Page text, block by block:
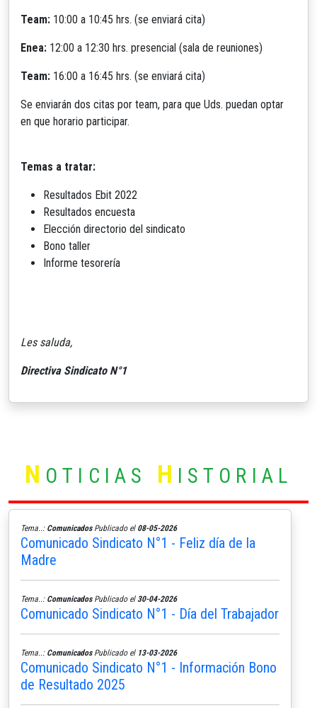
Team: 10:00 a 10:45 hrs. (se enviará cita)
Enea: 12:00 a 12:30 hrs. presencial (sala de reuniones)
Team: 16:00 a 16:45 hrs. (se enviará cita)
Se enviarán dos citas por team, para que Uds. puedan optar
en que horario participar.
Temas a tratar:
Resultados Ebit 2022
Resultados encuesta
Elección directorio del sindicato
Bono taller
Informe tesorería
Les saluda,
Directiva Sindicato N°1
N OTICIAS H ISTORIAL
Tema..: ComunicadosPublicado el 08-05-2026
Comunicado Sindicato N°1 - Feliz día de la
Madre
Tema..: ComunicadosPublicado el 30-04-2026
Comunicado Sindicato N°1 - Día del Trabajador
Tema..: ComunicadosPublicado el 13-03-2026
Comunicado Sindicato N°1 - Información Bono
de Resultado 2025